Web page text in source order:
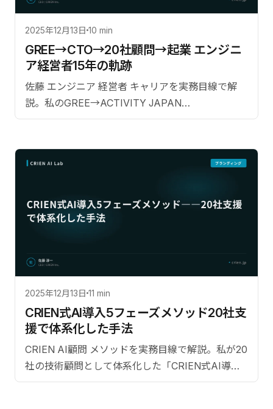
2025年12月13日 10 min
GREE→CTO→20社顧問→起業 エンジニ
ア経営者15年の軌跡
佐藤 エンジニア 経営者 キャリアを実務目線で解
説。私のGREE→ACTIVITY JAPAN
CTO→TERIYAKI技術パートナー→20社顧問
ー。
2025年12月13日 11 min
CRIEN式AI導入5フェーズメソッド――20社支
援で体系化した手法
CRIEN AI顧問 メソッドを実務目線で解説。私が20
社の技術顧問として体系化した「CRIEN式AI導入5
フェーズメソッド」。